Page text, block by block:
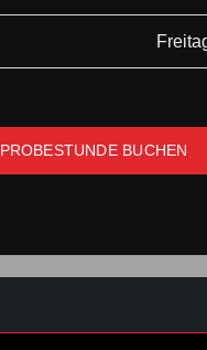
PROBESTUNDE BUCHEN